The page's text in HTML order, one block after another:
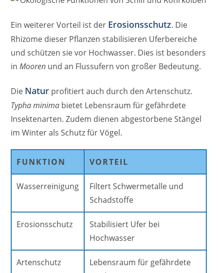
Ein weiterer Vorteil ist der Erosionsschutz. Die
Rhizome dieser Pflanzen stabilisieren Uferbereiche
und schützen sie vor Hochwasser. Dies ist besonders
inMooren und an Flussufern von großer Bedeutung.
Die Natur profitiert auch durch den Artenschutz.
Typha minima bietet Lebensraum für gefährdete
Insektenarten. Zudem dienen abgestorbene Stängel
im Winter als Schutz für Vögel.
FUNKTION VORTEIL
Wasserreinigung
Filtert Schwermetalle und
Schadstoffe
Erosionsschutz
Stabilisiert Ufer bei
Hochwasser
Artenschutz
Lebensraum für gefährdete